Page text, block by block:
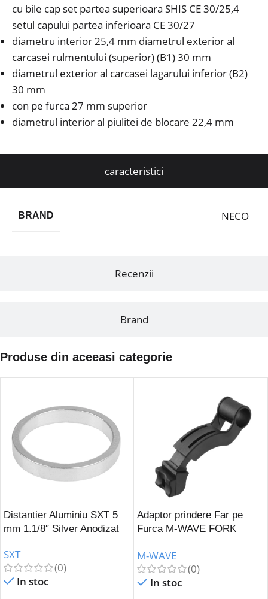
cu bile cap set partea superioara SHIS CE 30/25,4
setul capului partea inferioara CE 30/27
diametru interior 25,4 mm diametrul exterior al
carcasei rulmentului (superior) (B1) 30 mm
diametrul exterior al carcasei lagarului inferior (B2)
30 mm
con pe furca 27 mm superior
diametrul interior al piulitei de blocare 22,4 mm
caracteristici
Recenzii
Brand
BRAND NECO
Produse din aceeasi categorie
Distantier Aluminiu SXT 5
mm 1.1/8″ Silver Anodizat
SXT
(0)
In stoc
Adaptor prindere Far pe
Furca M-WAVE FORK
M-WAVE
(0)
In stoc